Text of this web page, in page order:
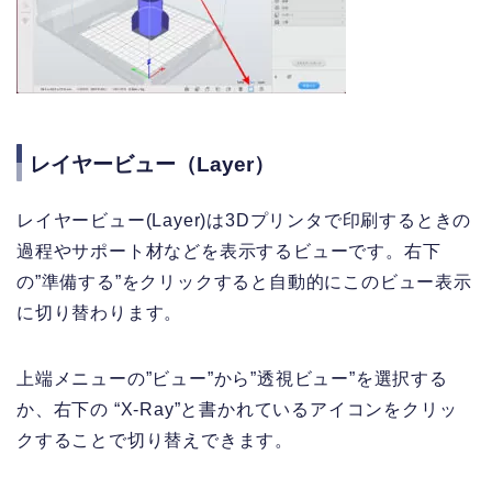
レイヤービュー（Layer）
レイヤービュー(Layer)は3Dプリンタで印刷するときの
過程やサポート材などを表示するビューです。右下
の”準備する”をクリックすると自動的にこのビュー表示
に切り替わります。
上端メニューの”ビュー”から”透視ビュー”を選択する
か、右下の “X-Ray”と書かれているアイコンをクリッ
クすることで切り替えできます。